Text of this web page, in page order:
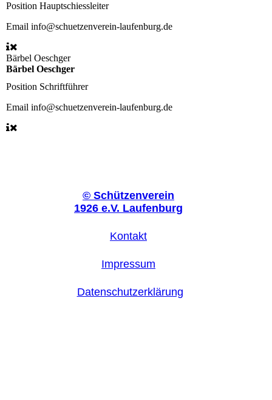
Position Hauptschiessleiter
Email info@schuetzenverein-laufenburg.de
Bärbel Oeschger
Bärbel Oeschger
Position Schriftführer
Email info@schuetzenverein-laufenburg.de
© Schützenverein
1926 e.V. Laufenburg
Kontakt
Impressum
Datenschutzerklärung